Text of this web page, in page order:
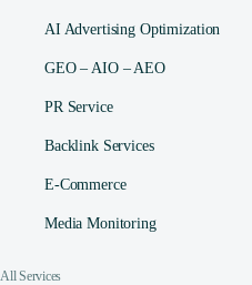
AI Advertising Optimization
GEO – AIO – AEO
PR Service
Backlink Services
E-Commerce
Media Monitoring
All Services